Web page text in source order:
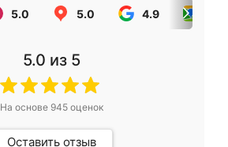
5.0 5.0 4.9
5.0 из 5
На основе 945оценок
Оставить отзыв